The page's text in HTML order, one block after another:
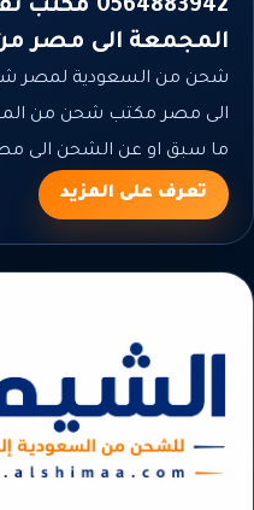
المجمعة الى مصر من
شحن من السعودية لمصر
الى مصر مكتب شحن من
ما سبق او عن الشحن الى
تعرف على المزيد